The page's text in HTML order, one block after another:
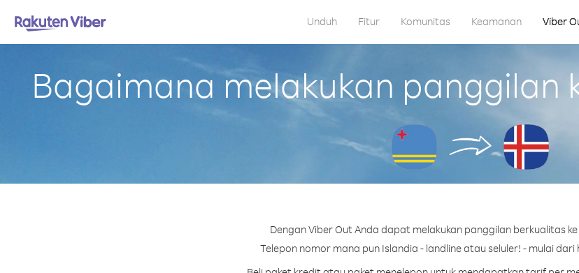
Unduh Fitur Komunitas Keamanan Viber
Bagaimana melakukan panggilan
Dengan Viber Out Anda dapat melakukan panggilan berkualitas
Telepon nomor mana pun Islandia - landline atau seluler! - mulai dari